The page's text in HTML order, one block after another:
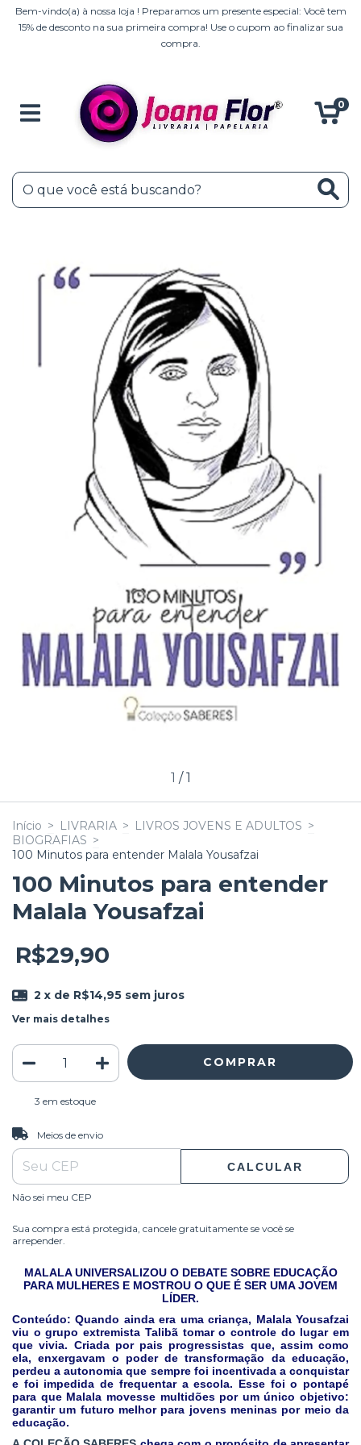
Bem-vindo(a) à nossa loja ! Preparamos um presente especial: Você tem
15% de desconto na sua primeira compra! Use o cupom ao finalizar sua
compra.
0
1 / 1
Início > LIVRARIA > LIVROS JOVENS E ADULTOS >
BIOGRAFIAS >
100 Minutos para entender Malala Yousafzai
100 Minutos para entender
Malala Yousafzai
R$29,90
2 x de R$14,95 sem juros
Ver mais detalhes
3 em estoque
Entregas para o CEP:
Meios de envio
CALCULAR
Não sei meu CEP
Sua compra está protegida, cancele gratuitamente se você se
arrepender.
MALALA UNIVERSALIZOU O DEBATE SOBRE EDUCAÇÃO
PARA MULHERES E MOSTROU O QUE É SER UMA JOVEM
LÍDER.
Conteúdo: Quando ainda era uma criança, Malala Yousafzai
viu o grupo extremista Talibã tomar o controle do lugar em
que vivia. Criada por pais progressistas que, assim como
ela, enxergavam o poder de transformação da educação,
perdeu a autonomia que sempre foi incentivada a conquistar
e foi impedida de frequentar a escola. Esse foi o pontapé
para que Malala movesse multidões por um único objetivo:
garantir um futuro melhor para jovens meninas por meio da
educação.